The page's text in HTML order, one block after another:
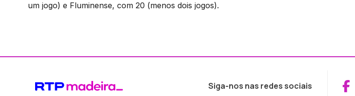
um jogo) e Fluminense, com 20 (menos dois jogos).
Siga-nos nas redes sociais